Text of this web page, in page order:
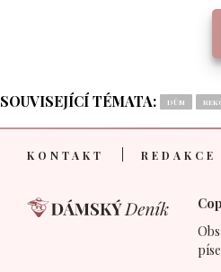
SOUVISEJÍCÍ TÉMATA: DŮM
KONTAKT REDAKCE